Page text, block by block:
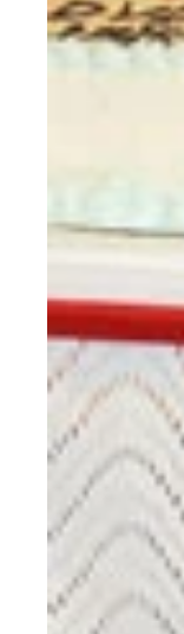
厳粛なカ
永山絢斗
川栄李奈
えなりか
宮藤官九